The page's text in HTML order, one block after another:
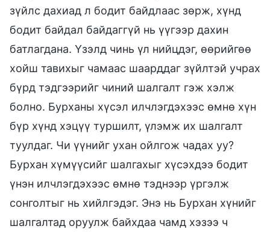
зүйлс дахиад л бодит байдлаас зөрж, хүнд
бодит байдал байдаггүй нь үүгээр дахин
батлагдана. Үзэлд чинь үл нийцдэг, өөрийгөө
хойш тавихыг чамаас шаарддаг зүйлтэй учрах
бүрд тэдгээрийг чиний шалгалт гэж хэлж
болно. Бурханы хүсэл илчлэгдэхээс өмнө хүн
бүр хүнд хэцүү туршилт, үлэмж их шалгалт
туулдаг. Чи үүнийг ухан ойлгож чадах уу?
Бурхан хүмүүсийг шалгахыг хүсэхдээ бодит
үнэн илчлэгдэхээс өмнө тэднээр үргэлж
сонголтыг нь хийлгэдэг. Энэ нь Бурхан хүнийг
шалгалтад оруулж байхдаа чамд хэзээ ч